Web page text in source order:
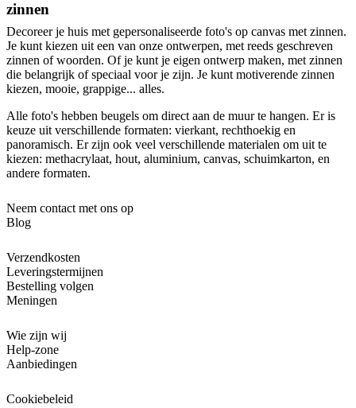
zinnen
Decoreer je huis met gepersonaliseerde foto's op canvas met zinnen.
Je kunt kiezen uit een van onze ontwerpen, met reeds geschreven
zinnen of woorden. Of je kunt je eigen ontwerp maken, met zinnen
die belangrijk of speciaal voor je zijn. Je kunt motiverende zinnen
kiezen, mooie, grappige... alles.
Alle foto's hebben beugels om direct aan de muur te hangen. Er is
keuze uit verschillende formaten: vierkant, rechthoekig en
panoramisch. Er zijn ook veel verschillende materialen om uit te
kiezen: methacrylaat, hout, aluminium, canvas, schuimkarton, en
andere formaten.
Neem contact met ons op
Blog
Verzendkosten
Leveringstermijnen
Bestelling volgen
Meningen
Wie zijn wij
Help-zone
Aanbiedingen
Cookiebeleid